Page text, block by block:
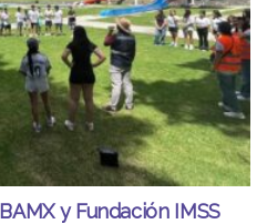
y Fundación IMSS